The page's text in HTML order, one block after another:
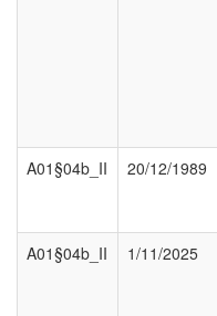
A01§04b_II
20/12/1989
A01§04b_II
1/11/2025